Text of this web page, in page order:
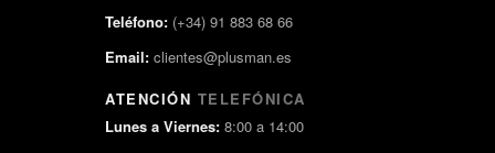
Teléfono: (+34) 91 883 68 66
Email: clientes@plusman.es
ATENCIÓN TELEFÓNICA
Lunes a Viernes: 8:00 a 14:00